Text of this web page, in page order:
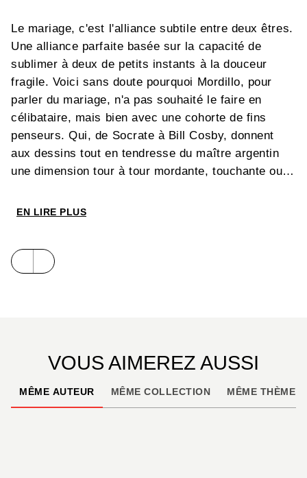
Le mariage, c'est l'alliance subtile entre deux êtres.
Une alliance parfaite basée sur la capacité de
sublimer à deux de petits instants à la douceur
fragile. Voici sans doute pourquoi Mordillo, pour
parler du mariage, n'a pas souhaité le faire en
célibataire, mais bien avec une cohorte de fins
penseurs. Qui, de Socrate à Bill Cosby, donnent
aux dessins tout en tendresse du maître argentin
une dimension tour à tour mordante, touchante ou
parfait du texte et du dessin que vous convie le
EN LIRE PLUS
VOUS AIMEREZ AUSSI
MÊME AUTEUR MÊME COLLECTION MÊME THÈME